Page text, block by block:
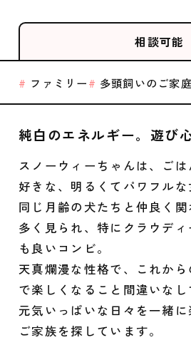
相談可能
ファミリー 多頭飼いのご家庭
純白のエネルギー。遊び
スノーウィーちゃんは、ご
好きな、明るくてパワフルな
同じ月齢の犬たちと仲良く
多く見られ、特にクラウデ
も良いコンビ。
天真爛漫な性格で、これか
で楽しくなること間違いなし
元気いっぱいな日々を一緒
ご家族を探しています。